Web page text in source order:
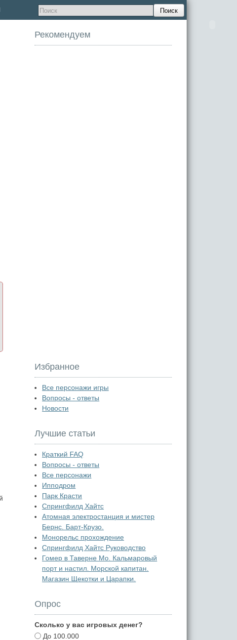
Поиск
Рекомендуем
Избранное
Все персонажи игры
Вопросы - ответы
Новости
Лучшие статьи
Краткий FAQ
Вопросы - ответы
Все персонажи
Ипподром
Парк Красти
Спрингфилд Хайтс
Атомная электростанция и мистер
Бернс. Барт-Крузо.
Монорельс прохождение
Спрингфилд Хайтс Руководство
Гомер в Таверне Мо. Кальмаровый
порт и настил. Морской капитан.
Магазин Щекотки и Царапки.
Опрос
Сколько у вас игровых денег?
До 100.000